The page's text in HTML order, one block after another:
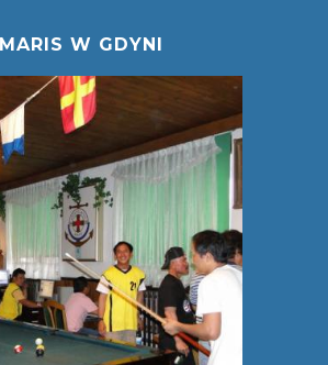
W GDYNI